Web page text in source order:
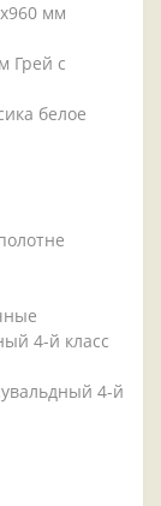
мм
Грей с
белое
4-й класс
4-й